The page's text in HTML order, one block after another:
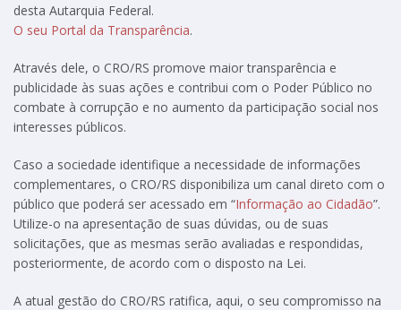
desta Autarquia Federal.
O seu Portal da Transparência.
Através dele, o CRO/RS promove maior transparência e
publicidade às suas ações e contribui com o Poder Público no
combate à corrupção e no aumento da participação social nos
interesses públicos.
Caso a sociedade identifique a necessidade de informações
complementares, o CRO/RS disponibiliza um canal direto com o
público que poderá ser acessado em “Informação ao Cidadão”.
Utilize-o na apresentação de suas dúvidas, ou de suas
solicitações, que as mesmas serão avaliadas e respondidas,
posteriormente, de acordo com o disposto na Lei.
A atual gestão do CRO/RS ratifica, aqui, o seu compromisso na